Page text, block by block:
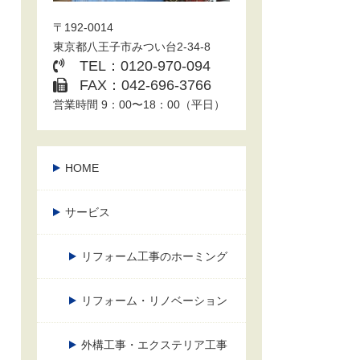
〒192-0014
東京都八王子市みつい台2-34-8
TEL：0120-970-094
FAX：042-696-3766
営業時間 9：00〜18：00（平日）
HOME
サービス
リフォーム工事のホーミング
リフォーム・リノベーション
外構工事・エクステリア工事